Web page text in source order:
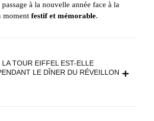
à la nouvelle année face à la
moment festif et mémorable.
LA TOUR EIFFEL EST-ELLE
LE DÎNER DU RÉVEILLON